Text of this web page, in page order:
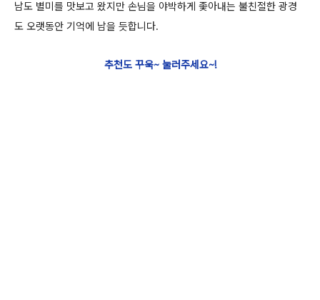
남도 별미를 맛보고 왔지만 손님을 야박하게 좇아내는 불친절한 광경
도 오랫동안 기억에 남을 듯합니다.
추천도 꾸욱~ 눌러주세요~!